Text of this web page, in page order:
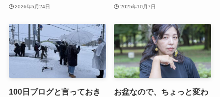
2026年5月24日 2025年10月7日
100日ブログと言っておき
お盆なので、ちょっと変わ